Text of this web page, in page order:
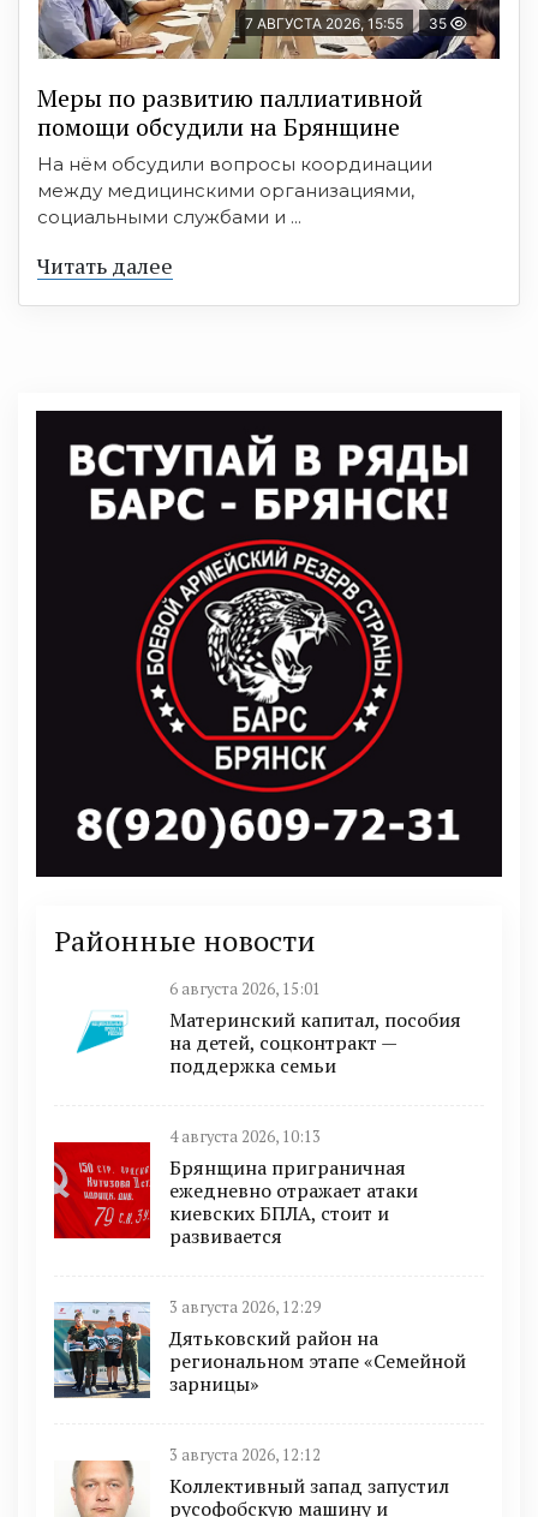
7 АВГУСТА 2026, 15:55 35
Меры по развитию паллиативной
помощи обсудили на Брянщине
На нём обсудили вопросы координации
между медицинскими организациями,
социальными службами и ...
Читать далее
Районные новости
6 августа 2026, 15:01
Материнский капитал, пособия
на детей, соцконтракт —
поддержка семьи
4 августа 2026, 10:13
Брянщина приграничная
ежедневно отражает атаки
киевских БПЛА, стоит и
развивается
3 августа 2026, 12:29
Дятьковский район на
региональном этапе «Семейной
зарницы»
3 августа 2026, 12:12
Коллективный запад запустил
русофобскую машину и